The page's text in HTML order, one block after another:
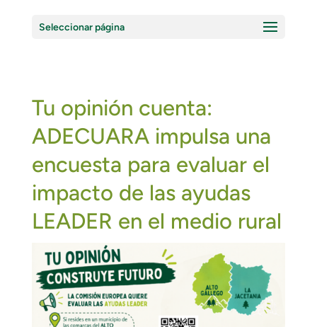
Seleccionar página
Tu opinión cuenta:
ADECUARA impulsa una
encuesta para evaluar el
impacto de las ayudas
LEADER en el medio rural